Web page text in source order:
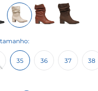
35 36 37 38